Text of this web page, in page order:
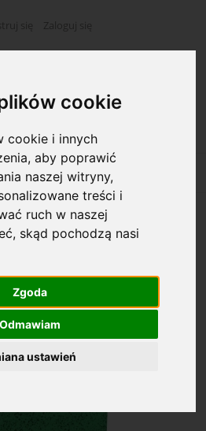
cookie
cookie i innych
aby poprawić
naszej witryny,
treści i
ruch w naszej
skąd pochodzą nasi
Zgoda
Odmawiam
ustawień
bindowane